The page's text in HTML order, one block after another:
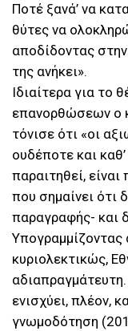
Ποτέ ξανά’ να
θύτες να
αποδίδοντας
της ανήκει».
Ιδιαίτερα για το
επανορθώσεων ο
τόνισε ότι «οι
ουδέποτε και
παραιτηθεί,
που σημαίνει ότι
παραγραφής- και
Υπογραμμίζοντας
κυριολεκτικώς,
ενισχύει, πλέον,
γνωμοδότηση